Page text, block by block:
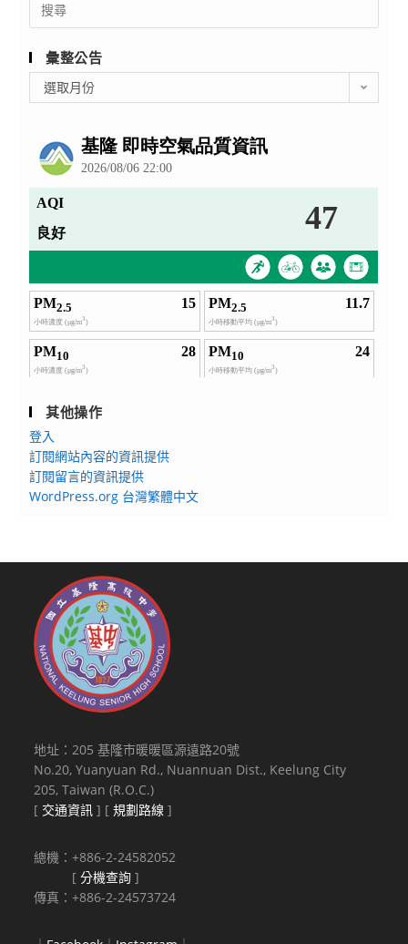
for:
彙整公告
整
選取月份
其他操作
登入
訂閱網站內容的資訊提供
訂閱留言的資訊提供
WordPress.org 台灣繁體中文
地址：205 基隆市暖暖區源遠路20號
No.20, Yuanyuan Rd., Nuannuan Dist., Keelung City
205, Taiwan (R.O.C.)
[ 交通資訊 ] [規劃路線 ]
總機：+886-2-24582052
[分機查詢 ]
傳真：+886-2-24573724